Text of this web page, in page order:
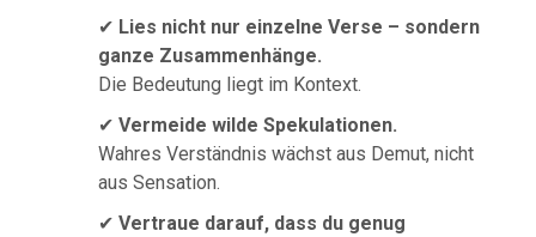
✔ Lies nicht nur einzelne Verse – sondern
ganze Zusammenhänge.
Die Bedeutung liegt im Kontext.
✔Vermeide wilde Spekulationen.
Wahres Verständnis wächst aus Demut, nicht
aus Sensation.
✔Vertraue darauf, dass du genug